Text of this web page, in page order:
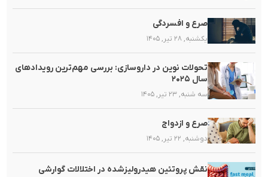
صرع و افسردگی
یکشنبه, ۲۸ تیر, ۱۴۰۵
تحولات نوین در داروسازی: بررسی مهم‌ترین رویدادهای
سال ۲۰۲۵
سه شنبه, ۲۳ تیر, ۱۴۰۵
صرع و ازدواج
دوشنبه, ۲۲ تیر, ۱۴۰۵
نقش پروتئین هیدرولیزشده در اختلالات گوارشی